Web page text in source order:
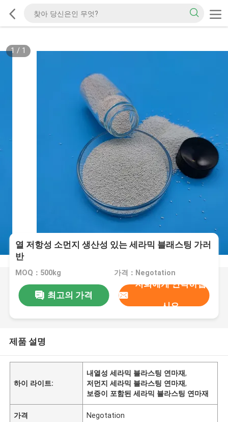
1 / 1
열 저항성 소먼지 생산성 있는 세라믹 블래스팅 가러
반
MOQ：500kg 가격：Negotation
최고의 가격
저희에게 연락하십
시오
제품 설명
하이 라이트:
내열성 세라믹 블라스팅 연마재,
저먼지 세라믹 블라스팅 연마재,
보증이 포함된 세라믹 블라스팅 연마재
가격 Negotation